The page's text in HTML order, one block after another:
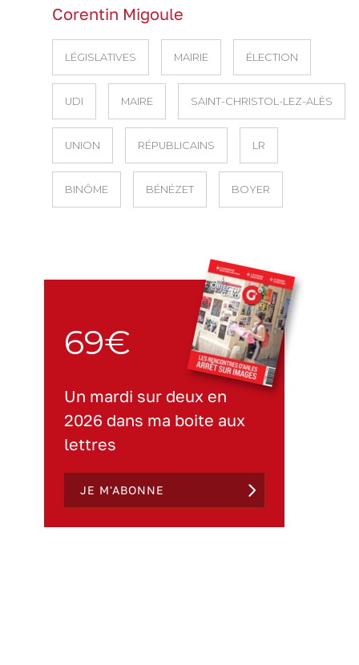
Corentin Migoule
LÉGISLATIVES MAIRIE ÉLECTION
UDI MAIRE SAINT-CHRISTOL-LEZ-ALÈS
UNION RÉPUBLICAINS LR
BINÔME BÉNÉZET BOYER
69€
Un mardi sur deux en
2026 dans ma boite aux
lettres
JE M'ABONNE